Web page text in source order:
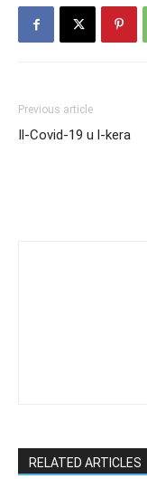
Previous article
Il-Covid-19 u l-kera
RELATED ARTICLES